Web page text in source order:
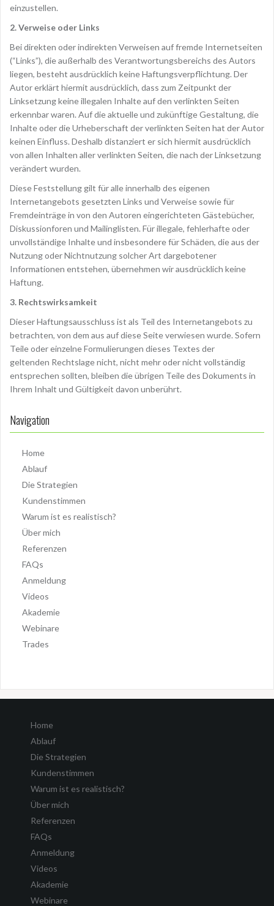
einzustellen.
2. Verweise oder Links
Bei direkten oder indirekten Verweisen auf fremde Internetseiten
(“Links”), die außerhalb des Verantwortungsbereichs des Autors
liegen, besteht ausdrücklich keine Haftungsverpflichtung. Der
Autor erklärt hiermit ausdrücklich, dass zum Zeitpunkt der
Linksetzung keine illegalen Inhalte auf den verlinkten Seiten
erkennbar waren. Auf die aktuelle und zukünftige Gestaltung, die
Inhalte oder die Urheberschaft der verlinkten Seiten hat der Autor
keinen Einfluss. Deshalb distanziert er sich hiermit ausdrücklich
von allen Inhalten aller verlinkten Seiten, die nach der Linksetzung
verändert wurden.
Diese Feststellung gilt für alle innerhalb des eigenen
Internetangebots gesetzten Links und Verweise sowie für
Fremdeinträge in von den Autoren eingerichteten Gästebücher,
Diskussionforen und Mailinglisten. Für illegale, fehlerhafte oder
unvollständige Inhalte und insbesondere für Schäden, die aus der
Nutzung oder Nichtnutzung solcher Art dargebotener
Informationen entstehen, übernehmen wir ausdrücklich keine
Haftung.
3. Rechtswirksamkeit
Dieser Haftungsausschluss ist als Teil des Internetangebots zu
betrachten, von dem aus auf diese Seite verwiesen wurde. Sofern
Teile oder einzelne Formulierungen dieses Textes der
geltenden Rechtslage nicht, nicht mehr oder nicht vollständig
entsprechen sollten, bleiben die übrigen Teile des Dokuments in
Ihrem Inhalt und Gültigkeit davon unberührt.
Navigation
Home
Ablauf
Die Strategien
Kundenstimmen
Warum ist es realistisch?
Über mich
Referenzen
FAQs
Anmeldung
Videos
Akademie
Webinare
Trades
Home
Ablauf
Die Strategien
Kundenstimmen
Warum ist es realistisch?
Über mich
Referenzen
FAQs
Anmeldung
Videos
Akademie
Webinare